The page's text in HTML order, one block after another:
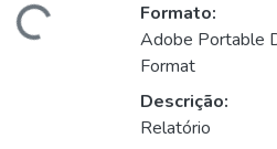
Formato:
Adobe Portable
Format
Descrição:
Relatório